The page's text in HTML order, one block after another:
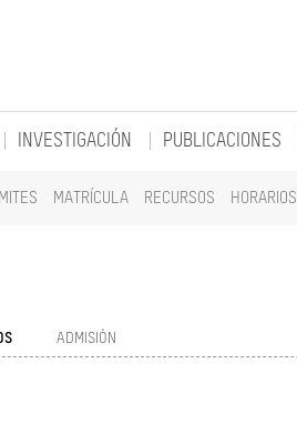
MATRÍCULA RECURSOS HORARIOS
INVESTIGACIÓN PUBLICACIONES
ADMISIÓN